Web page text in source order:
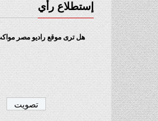
إستطلاع رأي
هل ترى موقع راديو مصر